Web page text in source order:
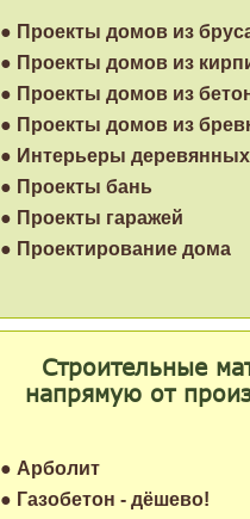
● Проекты домов из
● Проекты домов из
● Проекты домов из
● Проекты домов из
● Интерьеры
● Проекты бань
● Проекты гаражей
● Проектирование дома
Строительные
напрямую от
● Арболит
● Газобетон - дёшево!